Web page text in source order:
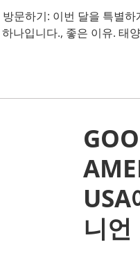
문하기: 이번 달을 특별
나입니다., 좋은 이유. 태
니언